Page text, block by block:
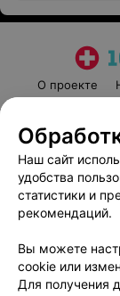
О проекте
Наш сайт
удобства
статистики и
рекомендаций.
Вы можете
cookie или
Для получения